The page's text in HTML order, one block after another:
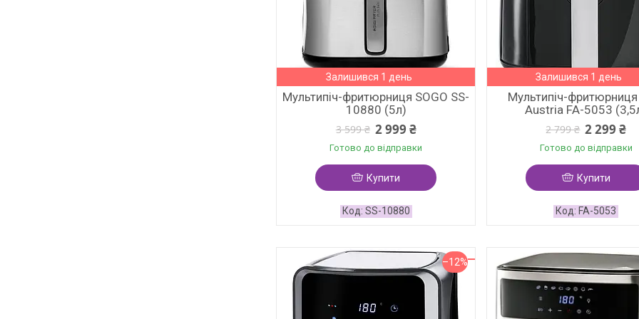
Залишився 1 день
Мультипіч-фритюрниця SOGO SS-
10880 (5л)
3 599 ₴ 2 999 ₴
Готово до відправки
Купити
SS-10880
Залишився 1 день
Мультипіч-
Austria FA-5053
2 799 ₴ 2 299 ₴
Готово до відправки
Купити
FA-5053
–12%